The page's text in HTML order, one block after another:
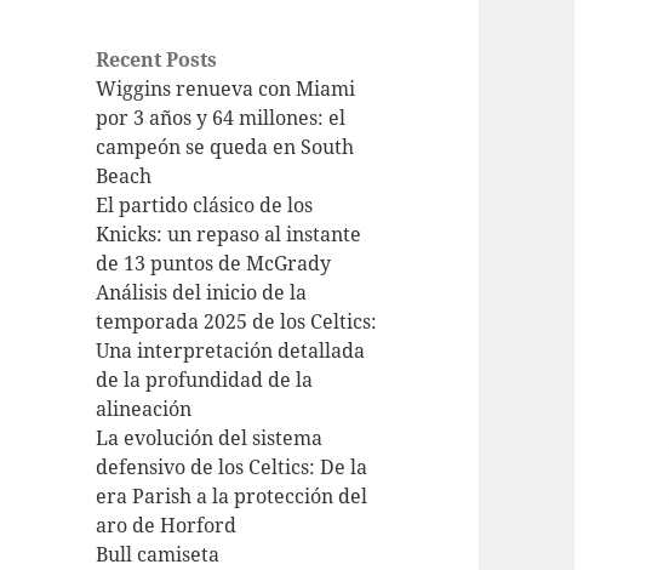
Recent Posts
Wiggins renueva con Miami
por 3 años y 64 millones: el
campeón se queda en South
Beach
El partido clásico de los
Knicks: un repaso al instante
de 13 puntos de McGrady
Análisis del inicio de la
temporada 2025 de los Celtics:
Una interpretación detallada
de la profundidad de la
alineación
La evolución del sistema
defensivo de los Celtics: De la
era Parish a la protección del
aro de Horford
Bull camiseta